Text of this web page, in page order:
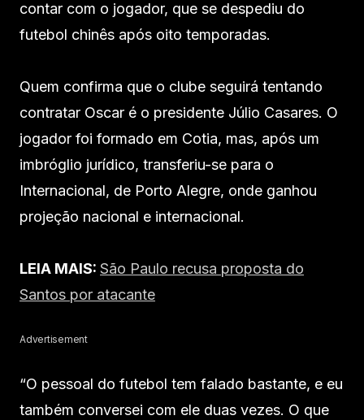
contar com o jogador, que se despediu do
futebol chinês após oito temporadas.
Quem confirma que o clube seguirá tentando
contratar Oscar é o presidente Júlio Casares. O
jogador foi formado em Cotia, mas, após um
imbróglio jurídico, transferiu-se para o
Internacional, de Porto Alegre, onde ganhou
projeção nacional e internacional.
LEIA MAIS: São Paulo recusa proposta do
Santos por atacante
Advertisement
“O pessoal do futebol tem falado bastante, e eu
também conversei com ele duas vezes. O que